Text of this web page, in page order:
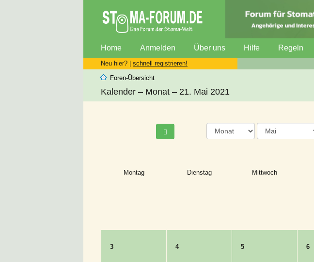
Home Anmelden Über uns Hilfe Regeln
Neu hier? | schnell registrieren!
Foren-Übersicht
Kalender – Monat – 21. Mai 2021
Montag Dienstag Mittwoch
3 4 5 6